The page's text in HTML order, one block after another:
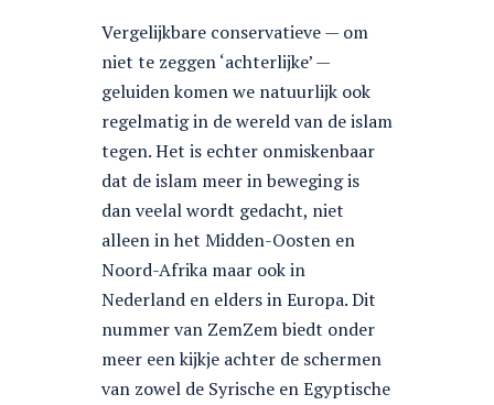
Vergelijkbare conservatieve — om
niet te zeggen ‘achterlijke’ —
geluiden komen we natuurlijk ook
regelmatig in de wereld van de islam
tegen. Het is echter onmiskenbaar
dat de islam meer in beweging is
dan veelal wordt gedacht, niet
alleen in het Midden-Oosten en
Noord-Afrika maar ook in
Nederland en elders in Europa. Dit
nummer van ZemZem biedt onder
meer een kijkje achter de schermen
van zowel de Syrische en Egyptische